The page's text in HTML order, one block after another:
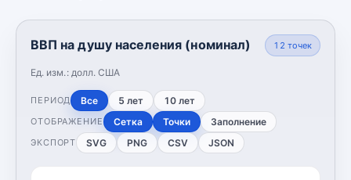
ВВП на душу населения (номинал)
Ед. изм.: долл. США
12 точек
ПЕРИОД Все 5 лет 10 лет
ОТОБРАЖЕНИЕ Сетка Точки Заполнение
ЭКСПОРТ SVG PNG CSV JSON